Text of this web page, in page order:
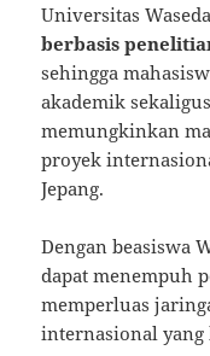
Universitas
berbasis
sehingga
akademik
memungkinkan
proyek
Jepang.
Dengan beasiswa
dapat menempuh
memperluas
internasional